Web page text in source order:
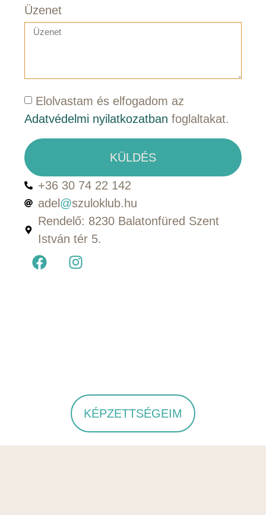
Üzenet
Elolvastam és elfogadom az
Adatvédelmi nyilatkozatban foglaltakat.
KÜLDÉS
+36 30 74 22 142
adel @szuloklub.hu
Rendelő: 8230 Balatonfüred Szent
István tér 5.
KÉPZETTSÉGEIM